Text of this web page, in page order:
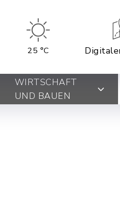
25 °C
WIRTSCHAFT
UND BAUEN